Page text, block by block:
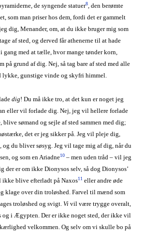
de syngende statuer8, den berømte
som man priser hos dem, fordi det er gammelt
dig, Menander, om, at du ikke bruger mig som
af sted, og derved får athenerne til at hade
gang med at tælle, hvor mange tønder korn,
på grund af dig. Nej, så tag bare af sted med alle
lykke, gunstige vinde og skyfri himmel.
dig! Du må ikke tro, at det kun er noget jeg
eller vil forlade dig. Nej, jeg vil hellere forlade
blive sømand og sejle af sted sammen med dig;
det er jeg sikker på. Jeg vil pleje dig,
og du bliver søsyg. Jeg vil tage mig af dig, når du
og som en Ariadne10– men uden tråd – vil jeg
er om ikke Dionysos selv, så dog Dionysos’
ikke blive efterladt på Naxos11eller andre øde
klage over din troløshed. Farvel til mænd som
troløshed og svigt. Vivil være trygge overalt,
og i Ægypten. Der er ikke noget sted, der ikke vil
velkommen. Og selv om vi skulle bo på